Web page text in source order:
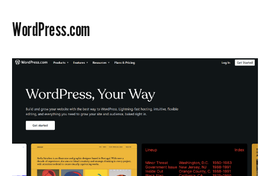
WordPress.com